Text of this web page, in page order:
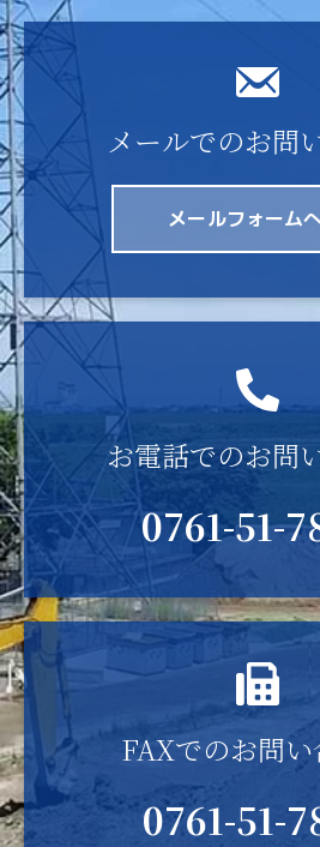
メールでのお問
メールフォーム
お電話でのお問
0761-51-
FAXでのお問
0761-51-